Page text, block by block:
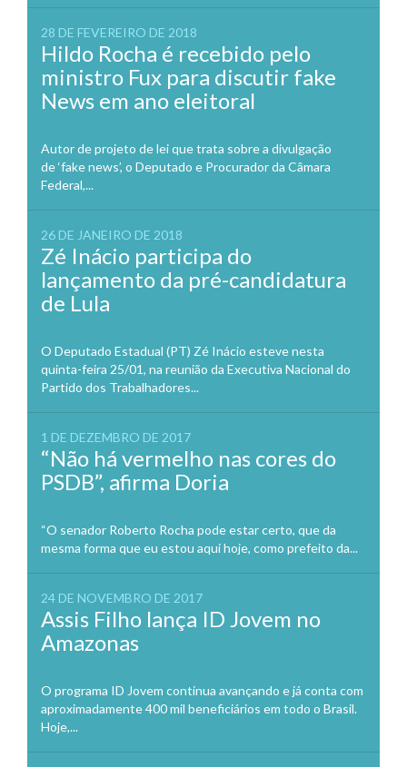
28 DE FEVEREIRO DE 2018
Hildo Rocha é recebido pelo
ministro Fux para discutir fake
News em ano eleitoral
Autor de projeto de lei que trata sobre a divulgação
de ‘fake news’, o Deputado e Procurador da Câmara
Federal,...
26 DE JANEIRO DE 2018
Zé Inácio participa do
lançamento da pré-candidatura
de Lula
O Deputado Estadual (PT) Zé Inácio esteve nesta
quinta-feira 25/01, na reunião da Executiva Nacional do
Partido dos Trabalhadores...
1 DE DEZEMBRO DE 2017
“Não há vermelho nas cores do
PSDB”, afirma Doria
“O senador Roberto Rocha pode estar certo, que da
mesma forma que eu estou aqui hoje, como prefeito da...
24 DE NOVEMBRO DE 2017
Assis Filho lança ID Jovem no
Amazonas
O programa ID Jovem continua avançando e já conta com
aproximadamente 400 mil beneficiários em todo o Brasil.
Hoje,...